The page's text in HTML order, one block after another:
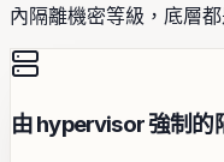
內隔離機密等級，底層都
由 hypervisor 強制的